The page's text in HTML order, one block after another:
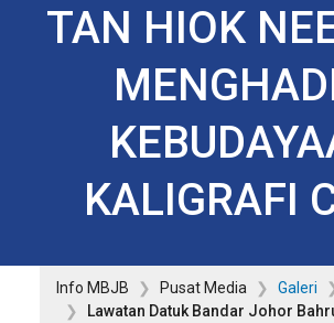
TAN HIOK
KALIGRAFI
Info MBJB Pusat Media Galeri
Lawatan Datuk Bandar Johor